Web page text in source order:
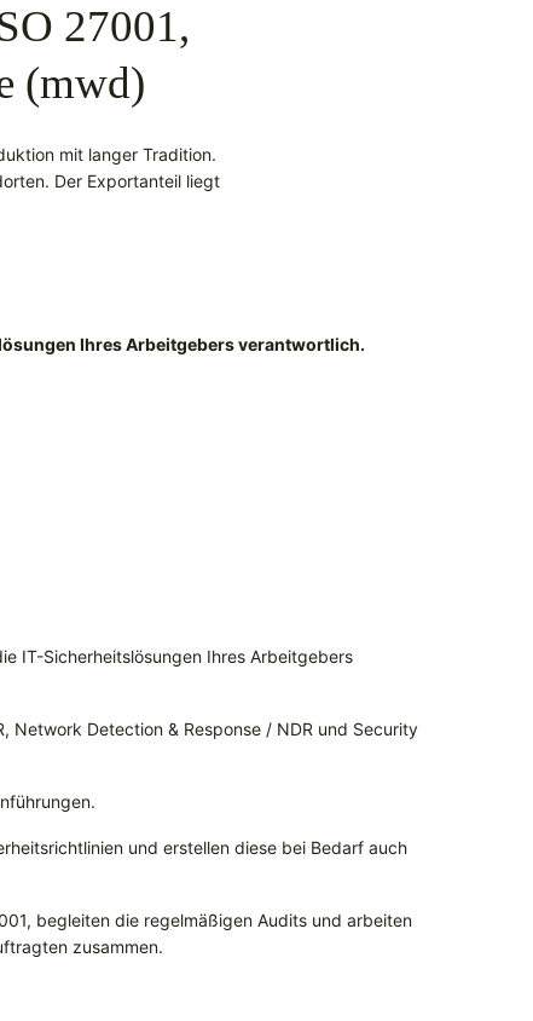
27001,
(mwd)
mit langer Tradition.
Der Exportanteil liegt
Ihres Arbeitgebers verantwortlich.
IT-Sicherheitslösungen Ihres Arbeitgebers
Network Detection & Response / NDR und Security
und erstellen diese bei Bedarf auch
begleiten die regelmäßigen Audits und arbeiten
zusammen.